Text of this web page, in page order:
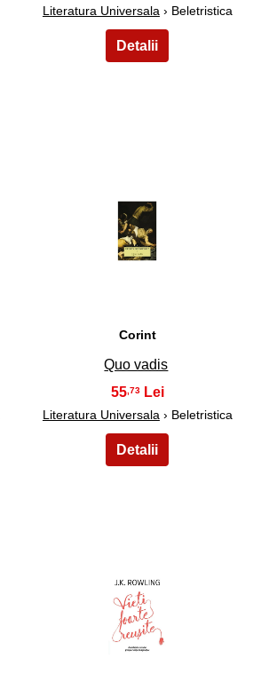
Literatura Universala› Beletristica
25
Corint
Quo vadis
55,73
Literatura Universala › Beletristica
30